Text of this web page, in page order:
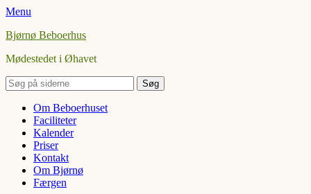
Menu
Bjørnø Beboerhus
Mødestedet i Øhavet
Søg
efter:
Primær
Menu
Spring
indhold
Om Beboerhuset
Faciliteter
Kalender
Priser
Kontakt
Om Bjørnø
Færgen